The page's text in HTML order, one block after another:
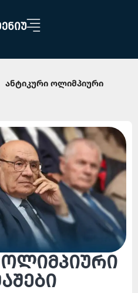
ანტიკური ოლიმპიური
ოლიმპიური